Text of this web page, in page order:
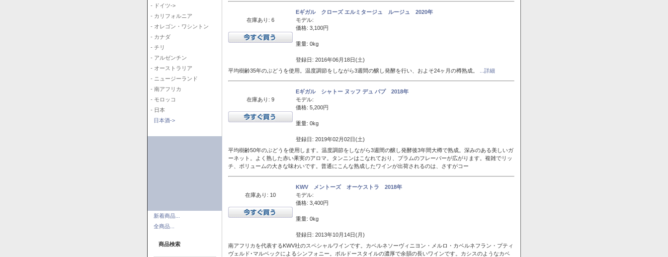
- ドイツ->
- カリフォルニア
- オレゴン・ワシントン
- カナダ
- チリ
- アルゼンチン
- オーストラリア
- ニュージーランド
- 南アフリカ
- モロッコ
- 日本
日本酒->
新着商品...
全商品...
商品検索
在庫あり: 6
Eギガル クローズ エルミタージュ ルージュ 2020年
モデル:
価格: 3,100円
重量: 0kg
登録日: 2016年06月18日(土)
平均樹齢35年のぶどうを使用。温度調節をしながら3週間の醸し発酵を行い、およそ24ヶ月の樽熟成。
...詳細
在庫あり: 9
Eギガル シャトー ヌッフ デュ パプ 2018年
モデル:
価格: 5,200円
重量: 0kg
登録日: 2019年02月02日(土)
平均樹齢50年のぶどうを使用します。温度調節をしながら3週間の醸し発酵後3年間大樽で熟成。深みのある美しいガ
ーネット。よく熟した赤い果実のアロマ。タンニンはこなれており、プラムのフレーバーが広がります。複雑でリッ
チ、ボリュームの大きな味わいです。普通にこんな熟成したワインが出荷されるのは、さすがコー
在庫あり: 10
KWV メントーズ オーケストラ 2018年
モデル:
価格: 3,400円
重量: 0kg
登録日: 2013年10月14日(月)
南アフリカを代表するKWV社のスペシャルワインです。カベルネソーヴィニヨン・メルロ・カベルネフラン・プティ
ヴェルド･マルベックによるシンフォニー。ボルドースタイルの濃厚で余韻の長いワインです。カシスのようなカベ